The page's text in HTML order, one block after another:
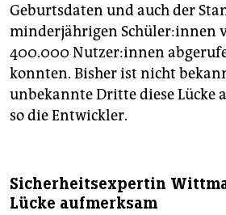
Geburtsdaten und auch der
minderjährigen Schü­le­r:in­nen
400.000 Nut­ze­r:in­nen
konnten. Bisher ist nicht
unbekannte Dritte diese Lücke
so die Entwickler.
Sicherheitsexpertin
Lücke aufmerksam